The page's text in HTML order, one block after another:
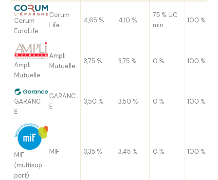
Corum
EuroLife
Corum
Life
4,65 % 4,10 %
75 % UC
min
100 %
Ampli
Mutuelle
Ampli
Mutuelle
3,75 % 3,75 % 0 % 100 %
GARANC
E
GARANC
E
3,50 % 3,50 % 0 % 100 %
MIF
(multisup
port)
MIF 3,35 % 3,45 % 0 % 100 %